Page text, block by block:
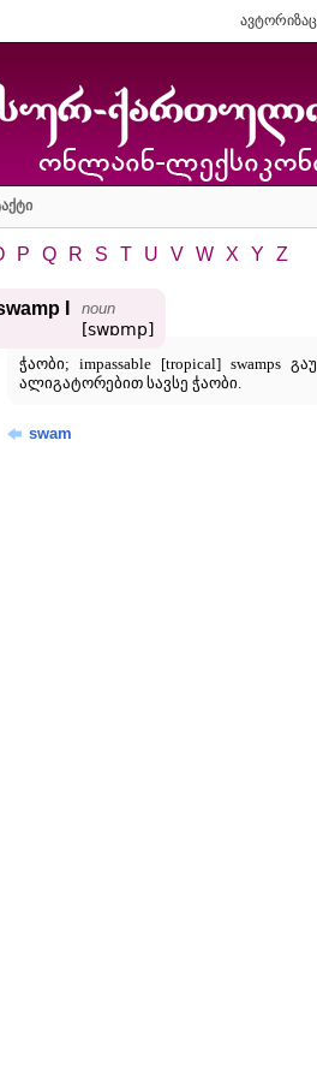
P Q R S T U V W X Y Z
I noun
[swɒmp]
ჭაობი; impassable [tropical] swamps
ალიგატორებით სავსე ჭაობი.
swam